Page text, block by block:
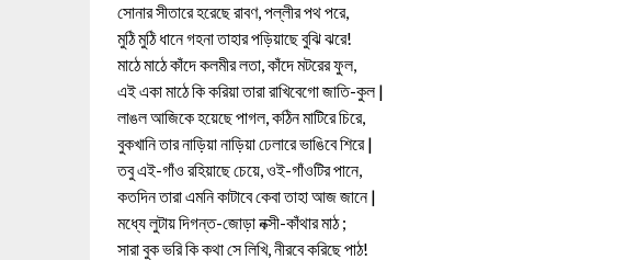
সোনার সীতারে হরেছে রাবণ, পল্লীর পথ পরে,
মুঠি মুঠি ধানে গহনা তাহার পড়িয়াছে বুঝি ঝরে!
মাঠে মাঠে কাঁদে কলমীর লতা, কাঁদে মটরের ফুল,
এই একা মাঠে কি করিয়া তারা রাখিবেগো জাতি-কুল |
লাঙল আজিকে হয়েছে পাগল, কঠিন মাটিরে চিরে,
বুকখানি তার নাড়িয়া নাড়িয়া ঢেলারে ভাঙিবে শিরে |
তবু এই-গাঁও রহিয়াছে চেয়ে, ওই-গাঁওটির পানে,
কতদিন তারা এমনি কাটাবে কেবা তাহা আজ জানে |
মধ্যে লুটায় দিগন্ত-জোড়া নক্সী-কাঁথার মাঠ ;
সারা বুক ভরি কি কথা সে লিখি, নীরবে করিছে পাঠ!